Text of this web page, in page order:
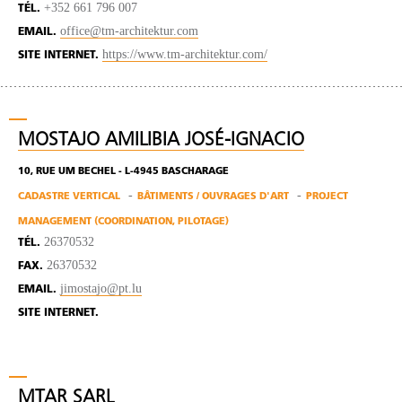
TÉL. +352 661 796 007
EMAIL. office@tm-architektur.com
SITE INTERNET. https://www.tm-architektur.com/
MOSTAJO AMILIBIA JOSÉ-IGNACIO
10, RUE UM BECHEL - L-4945 BASCHARAGE
CADASTRE VERTICAL BÂTIMENTS / OUVRAGES D'ART PROJECT
MANAGEMENT (COORDINATION, PILOTAGE)
TÉL. 26370532
FAX. 26370532
EMAIL. jimostajo@pt.lu
SITE INTERNET.
MTAR SARL